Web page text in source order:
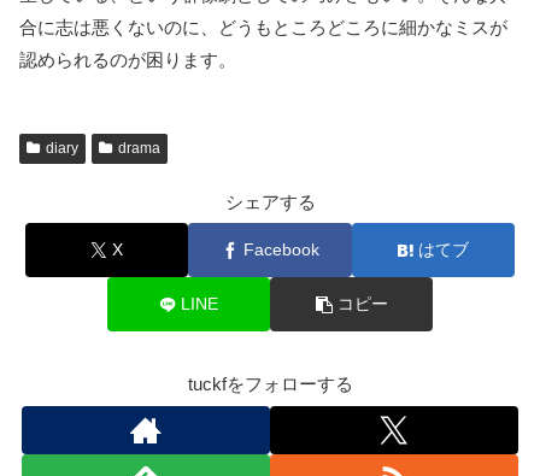
合に志は悪くないのに、どうもところどころに細かなミスが
認められるのが困ります。
diary drama
シェアする
X Facebook はてブ
LINE コピー
tuckfをフォローする